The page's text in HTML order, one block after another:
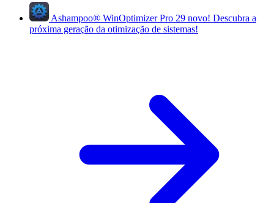
Ashampoo® WinOptimizer Pro 29 novo! Descubra a
próxima geração da otimização de sistemas!